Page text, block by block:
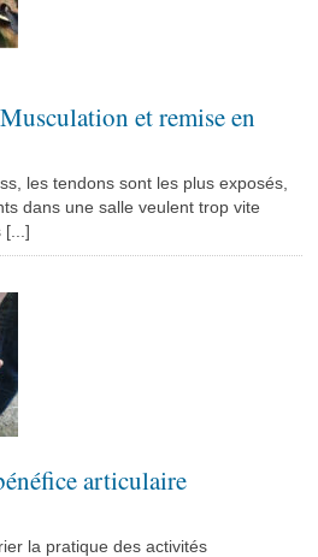
et remise en
les tendons sont les plus exposés,
dans une salle veulent trop vite
[...]
articulaire
la pratique des activités